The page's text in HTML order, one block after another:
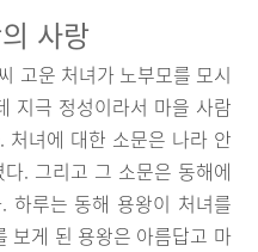
사랑
고운 처녀가 노부모를 모시
지극 정성이라서 마을 사람
처녀에 대한 소문은 나라 안
. 그리고 그 소문은 동해에
하루는 동해 용왕이 처녀를
보게 된 용왕은 아름답고 마